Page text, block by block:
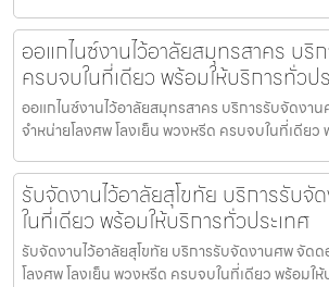
ออแกไนซ์งานไว้อาลัยสมุทรสาคร บริ
ครบจบในที่เดียว พร้อมให้บริการทั่วป
ออแกไนซ์งานไว้อาลัยสมุทรสาคร บริการรับจัดงา
จำหน่ายโลงศพ โลงเย็น พวงหรีด ครบจบในที่เดียว
รับจัดงานไว้อาลัยสุโขทัย บริการรับ
ในที่เดียว พร้อมให้บริการทั่วประเทศ
รับจัดงานไว้อาลัยสุโขทัย บริการรับจัดงานศพ จัด
โลงศพ โลงเย็น พวงหรีด ครบจบในที่เดียว พร้อมใ